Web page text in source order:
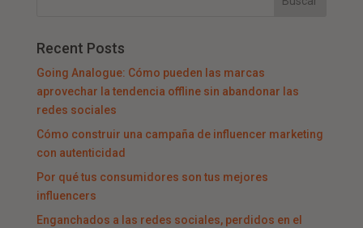
Recent Posts
Going Analogue: Cómo pueden las marcas
aprovechar la tendencia offline sin abandonar las
redes sociales
Cómo construir una campaña de influencer marketing
con autenticidad
Por qué tus consumidores son tus mejores
influencers
Enganchados a las redes sociales, perdidos en el